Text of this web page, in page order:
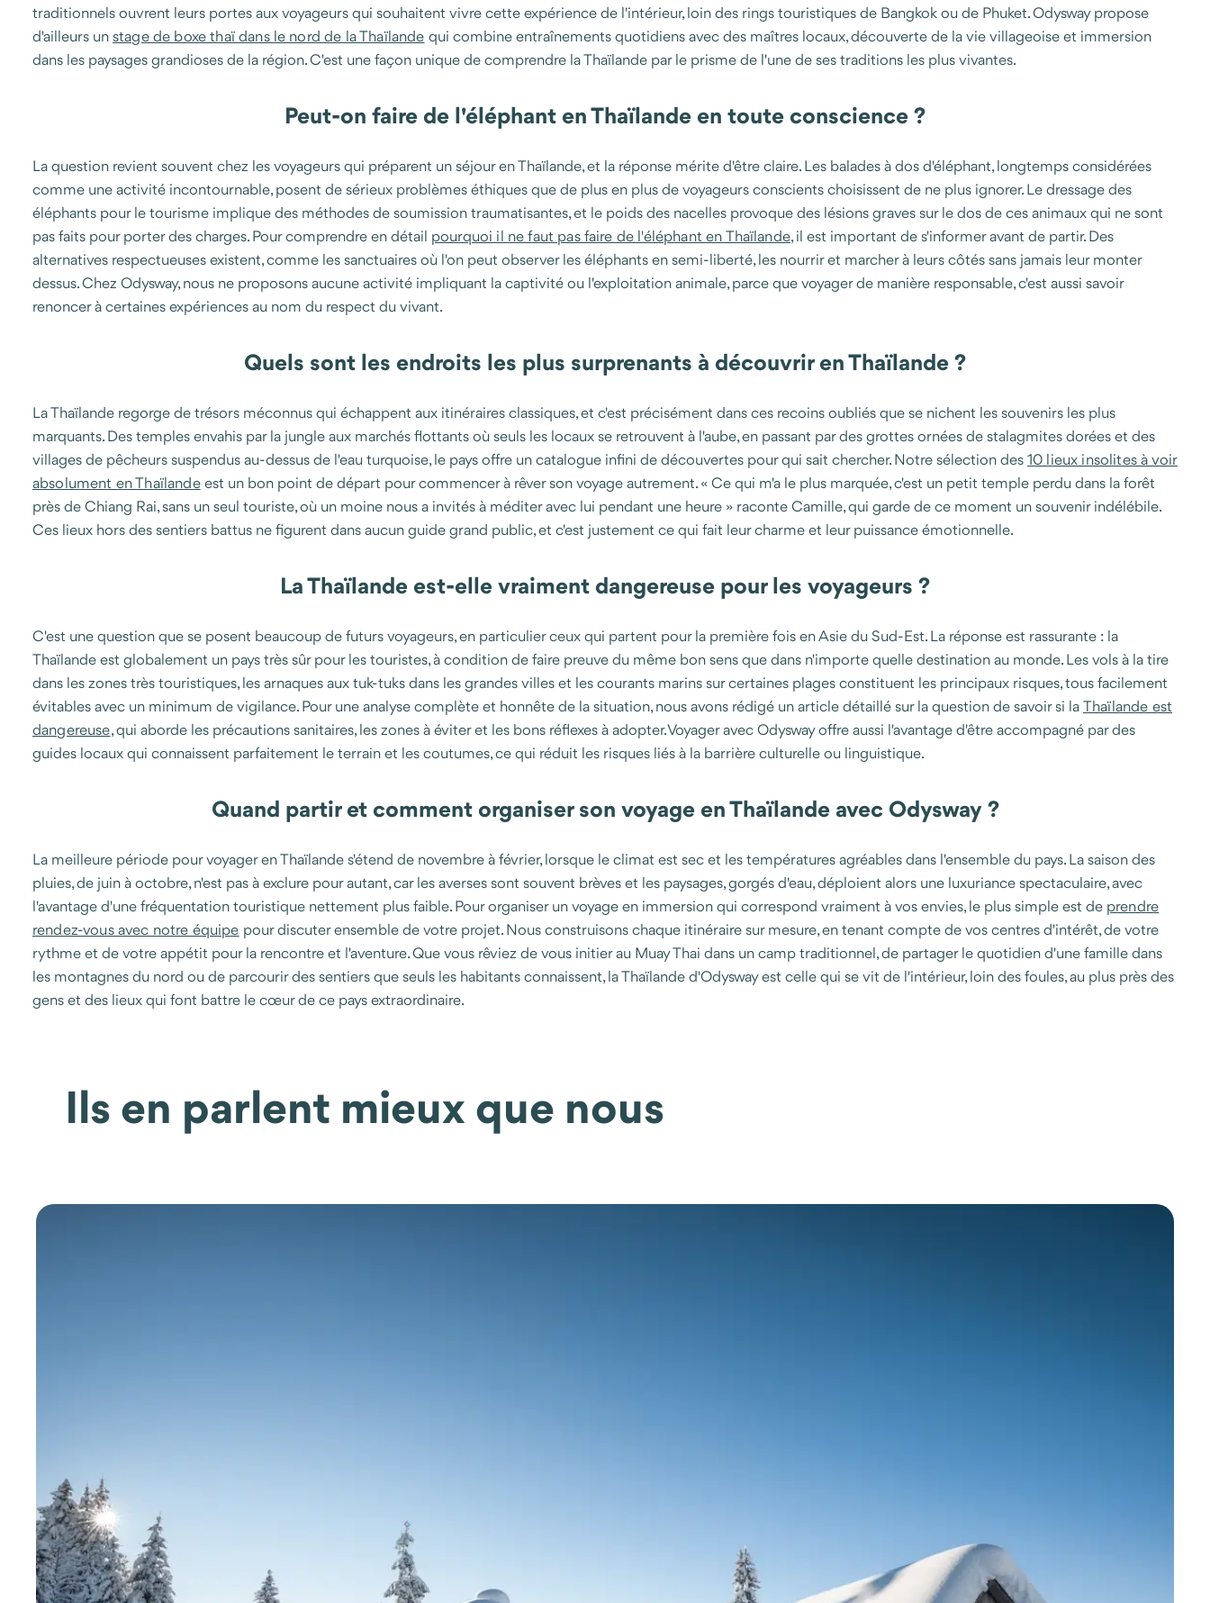
traditionnels ouvrent leurs portes aux voyageurs qui souhaitent vivre cette expérience de l'intérieur, loin des rings touristiques de Bangkok ou de Phuket. Odysway propose
d'ailleurs un stage de boxe thaï dans le nord de la Thaïlande qui combine entraînements quotidiens avec des maîtres locaux, découverte de la vie villageoise et immersion
dans les paysages grandioses de la région. C'est une façon unique de comprendre la Thaïlande par le prisme de l'une de ses traditions les plus vivantes.
Peut-on faire de l'éléphant en Thaïlande en toute conscience ?
La question revient souvent chez les voyageurs qui préparent un séjour en Thaïlande, et la réponse mérite d'être claire. Les balades à dos d'éléphant, longtemps considérées
comme une activité incontournable, posent de sérieux problèmes éthiques que de plus en plus de voyageurs conscients choisissent de ne plus ignorer. Le dressage des
éléphants pour le tourisme implique des méthodes de soumission traumatisantes, et le poids des nacelles provoque des lésions graves sur le dos de ces animaux qui ne sont
pas faits pour porter des charges. Pour comprendre en détail pourquoi il ne faut pas faire de l'éléphant en Thaïlande, il est important de s'informer avant de partir. Des
alternatives respectueuses existent, comme les sanctuaires où l'on peut observer les éléphants en semi-liberté, les nourrir et marcher à leurs côtés sans jamais leur monter
dessus. Chez Odysway, nous ne proposons aucune activité impliquant la captivité ou l'exploitation animale, parce que voyager de manière responsable, c'est aussi savoir
renoncer à certaines expériences au nom du respect du vivant.
Quels sont les endroits les plus surprenants à découvrir en Thaïlande ?
La Thaïlande regorge de trésors méconnus qui échappent aux itinéraires classiques, et c'est précisément dans ces recoins oubliés que se nichent les souvenirs les plus
marquants. Des temples envahis par la jungle aux marchés flottants où seuls les locaux se retrouvent à l'aube, en passant par des grottes ornées de stalagmites dorées et des
villages de pêcheurs suspendus au-dessus de l'eau turquoise, le pays offre un catalogue infini de découvertes pour qui sait chercher. Notre sélection des10 lieux insolites à voir
absolument en Thaïlandeest un bon point de départ pour commencer à rêver son voyage autrement. « Ce qui m'a le plus marquée, c'est un petit temple perdu dans la forêt
près de Chiang Rai, sans un seul touriste, où un moine nous a invités à méditer avec lui pendant une heure » raconte Camille, qui garde de ce moment un souvenir indélébile.
Ces lieux hors des sentiers battus ne figurent dans aucun guide grand public, et c'est justement ce qui fait leur charme et leur puissance émotionnelle.
La Thaïlande est-elle vraiment dangereuse pour les voyageurs ?
C'est une question que se posent beaucoup de futurs voyageurs, en particulier ceux qui partent pour la première fois en Asie du Sud-Est. La réponse est rassurante : la
Thaïlande est globalement un pays très sûr pour les touristes, à condition de faire preuve du même bon sens que dans n'importe quelle destination au monde. Les vols à la tire
dans les zones très touristiques, les arnaques aux tuk-tuks dans les grandes villes et les courants marins sur certaines plages constituent les principaux risques, tous facilement
évitables avec un minimum de vigilance. Pour une analyse complète et honnête de la situation, nous avons rédigé un article détaillé sur la question de savoir si laThaïlande est
dangereuse, qui aborde les précautions sanitaires, les zones à éviter et les bons réflexes à adopter. Voyager avec Odysway offre aussi l'avantage d'être accompagné par des
guides locaux qui connaissent parfaitement le terrain et les coutumes, ce qui réduit les risques liés à la barrière culturelle ou linguistique.
Quand partir et comment organiser son voyage en Thaïlande avec Odysway ?
La meilleure période pour voyager en Thaïlande s'étend de novembre à février, lorsque le climat est sec et les températures agréables dans l'ensemble du pays. La saison des
pluies, de juin à octobre, n'est pas à exclure pour autant, car les averses sont souvent brèves et les paysages, gorgés d'eau, déploient alors une luxuriance spectaculaire, avec
l'avantage d'une fréquentation touristique nettement plus faible. Pour organiser un voyage en immersion qui correspond vraiment à vos envies, le plus simple est de prendre
rendez-vous avec notre équipe pour discuter ensemble de votre projet. Nous construisons chaque itinéraire sur mesure, en tenant compte de vos centres d'intérêt, de votre
rythme et de votre appétit pour la rencontre et l'aventure. Que vous rêviez de vous initier au Muay Thai dans un camp traditionnel, de partager le quotidien d'une famille dans
les montagnes du nord ou de parcourir des sentiers que seuls les habitants connaissent, la Thaïlande d'Odysway est celle qui se vit de l'intérieur, loin des foules, au plus près des
gens et des lieux qui font battre le cœur de ce pays extraordinaire.
Ils en parlent mieux que nous